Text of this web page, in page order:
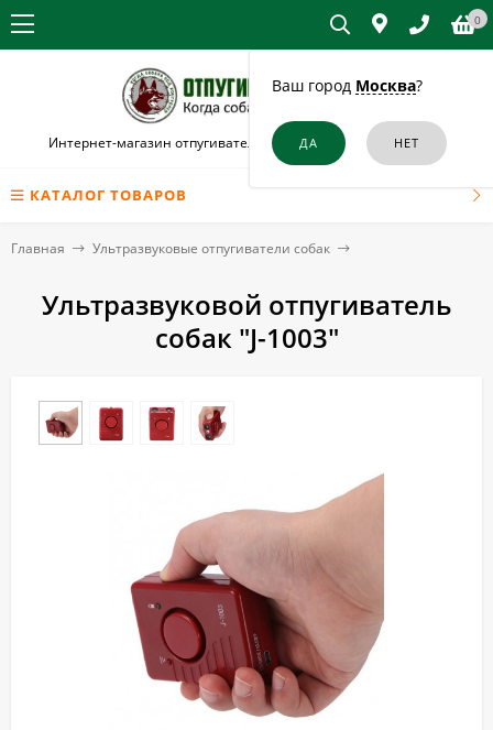
Ваш город Москва?
0
Интернет-магазин отпугивателей собак и кошек в Назарово
КАТАЛОГ ТОВАРОВ
Главная Ультразвуковые отпугиватели собак
Ультразвуковой отпугиватель
собак "J-1003"